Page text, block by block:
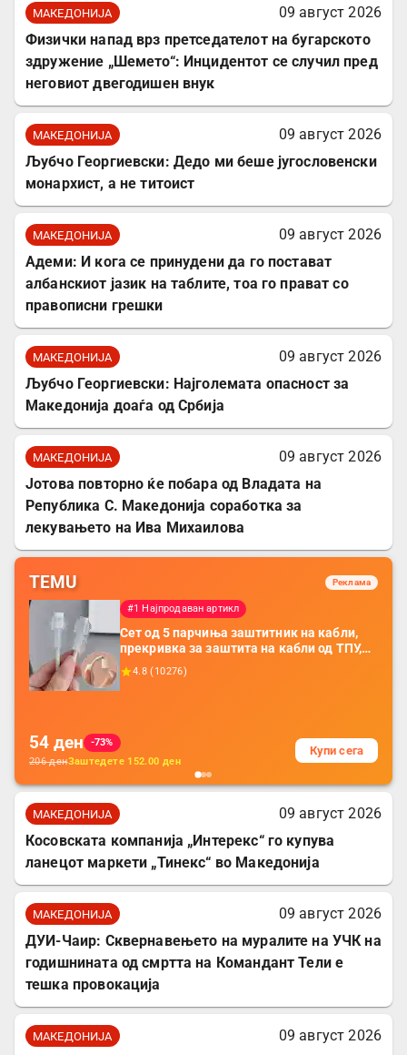
МАКЕДОНИЈА
09 август 2026
Физички напад врз претседателот на бугарското
здружение „Шемето“: Инцидентот се случил пред
неговиот двегодишен внук
МАКЕДОНИЈА
09 август 2026
Љубчо Георгиевски: Дедо ми беше југословенски
монархист, а не титоист
МАКЕДОНИЈА
09 август 2026
Адеми: И кога се принудени да го постават
албанскиот јазик на таблите, тоа го прават со
правописни грешки
МАКЕДОНИЈА
09 август 2026
Љубчо Георгиевски: Најголемата опасност за
Македонија доаѓа од Србија
МАКЕДОНИЈА
09 август 2026
Јотова повторно ќе побара од Владата на
Република С. Македонија соработка за
лекувањето на Ива Михаилова
TEMU Реклама
#1 Најпродаван артикл
Сет од 5 парчиња заштитник на кабли,
прекривка за заштита на кабли од ТПУ,
додатоци за заштита на кабли, без
батерија, за мобилни телефони, комплет
4.8 ( 10276)
54 ден
-73%
206денЗаштедете 152.00 ден
Купи сега
МАКЕДОНИЈА
09 август 2026
Косовската компанија „Интерекс“ го купува
ланецот маркети „Тинекс“ во Македонија
МАКЕДОНИЈА
09 август 2026
ДУИ-Чаир: Сквернавењето на муралите на УЧК на
годишнината од смртта на Командант Тели е
тешка провокација
МАКЕДОНИЈА
09 август 2026